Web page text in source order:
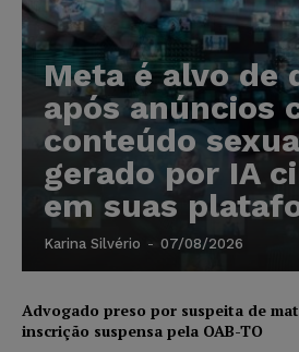
Meta é alvo de
após anúncios
conteúdo
gerado por IA
em suas
Karina Silvério - 07/08/2026
Advogado preso por suspeita de
inscrição suspensa pela OAB-TO